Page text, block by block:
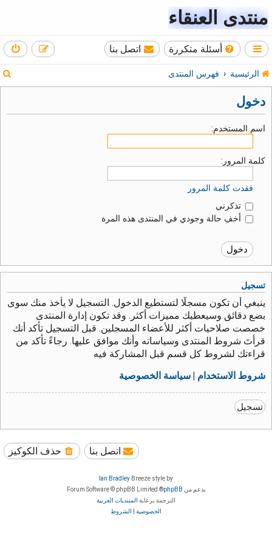
منتدى العنقاء
أسئلة متكررة اتصل بنا
الرئيسية فهرس المنتدى
دخول
اسم المستخدم:
كلمة المرور:
فقدت كلمة المرور
تذكرني
أخفِ حالة وجودي في المنتدى هذه المرة
تسجيل
ينبغي أن تكون مسجلًا لتستطيع الدخول. التسجيل لا يأخذ منك سوى
بضع دقائق وسيعطيك مميزات أكثر. وقد تكون إدارة المنتدى
خصصت صلاحيات أكثر للأعضاء المسجلين. قبل التسجيل تأكد أنك
قرأتَ شروط المنتدى وسياساته وأنك موافق عليها. رجاءً تأكد من
قراءتك لشروط كل قسم قبل المشاركة فيه
شروط الاستخدام سياسة الخصوصية
تسجيل
حذف الكوكيز اتصل بنا
Breeze style by
Ian Bradley
بدعم من phpBB
® Forum Software © phpBB Limited
الترجمة برعاية المنتديات العربية
الخصوصية
الشروط